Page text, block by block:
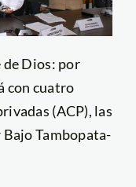
Dios: por
con cuatro
(ACP), las
Bajo Tambopata-